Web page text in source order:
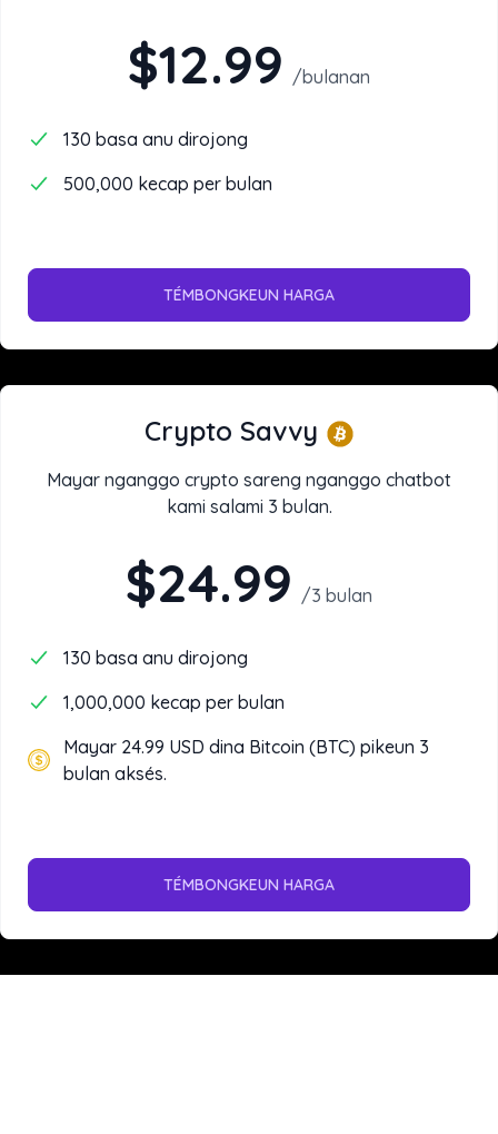
$12.99 /bulanan
130 basa anu dirojong
500,000 kecap per bulan
TÉMBONGKEUN HARGA
Crypto Savvy
Mayar nganggo crypto sareng nganggo chatbot
kami salami 3 bulan.
$24.99 /3 bulan
130 basa anu dirojong
1,000,000 kecap per bulan
Mayar 24.99 USD dina Bitcoin (BTC) pikeun 3
bulan aksés.
TÉMBONGKEUN HARGA